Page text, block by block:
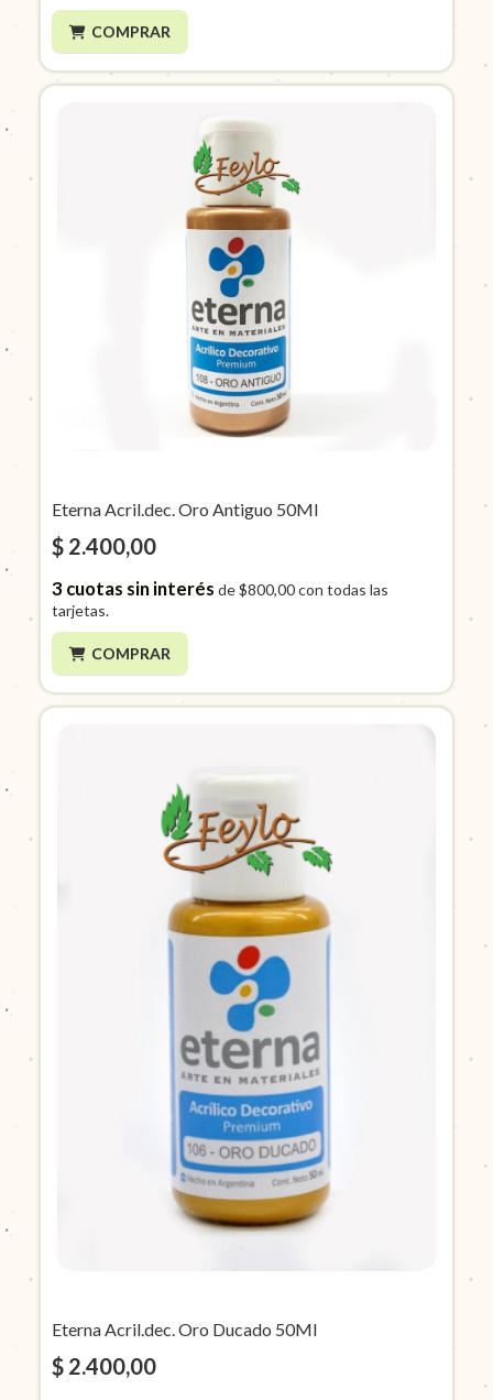
COMPRAR
Eterna Acril.dec. Oro Antiguo 50Ml
$ 2.400,00
3cuotas sin interés de$800,00con todas las
tarjetas.
COMPRAR
Eterna Acril.dec. Oro Ducado 50Ml
$ 2.400,00